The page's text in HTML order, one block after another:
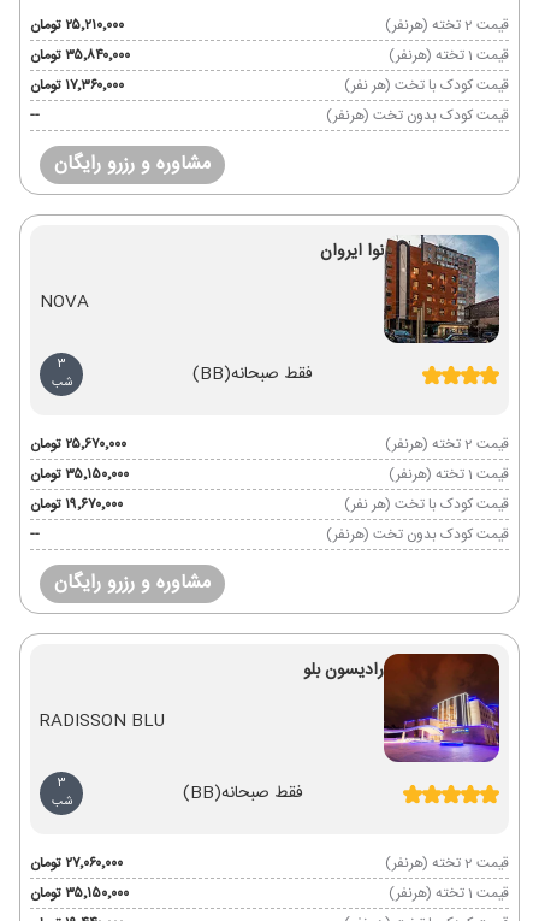
قیمت 2 تخته (هرنفر)
۲۵٬۲۱۰٬۰۰۰ تومان
قیمت 1 تخته (هرنفر)
۳۵٬۸۴۰٬۰۰۰ تومان
قیمت کودک با تخت (هر نفر)
۱۷٬۳۶۰٬۰۰۰ تومان
قیمت کودک بدون تخت (هرنفر)
--
مشاوره و رزرو رایگان
نوا ایروان
NOVA
فقط صبحانه(BB)
3
شب
قیمت 2 تخته (هرنفر)
۲۵٬۶۷۰٬۰۰۰ تومان
قیمت 1 تخته (هرنفر)
۳۵٬۱۵۰٬۰۰۰ تومان
قیمت کودک با تخت (هر نفر)
۱۹٬۶۷۰٬۰۰۰ تومان
قیمت کودک بدون تخت (هرنفر)
--
مشاوره و رزرو رایگان
رادیسون بلو
RADISSON BLU
فقط صبحانه(BB)
3
شب
قیمت 2 تخته (هرنفر)
۲۷٬۰۶۰٬۰۰۰ تومان
قیمت 1 تخته (هرنفر)
۳۵٬۱۵۰٬۰۰۰ تومان